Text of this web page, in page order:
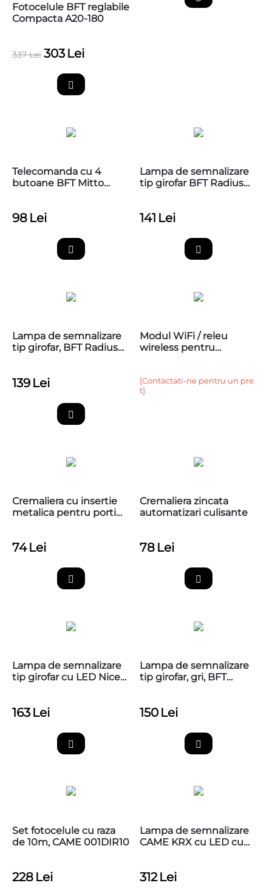
Fotocelule BFT reglabile
Compacta A20-180
337 Lei 303 Lei
Telecomanda cu 4
butoane BFT Mitto
98 Lei
Lampa de semnalizare
tip girofar BFT Radius
si bariere
141 Lei
Lampa de semnalizare
tip girofar, BFT Radius
139 Lei
Modul WiFi / releu
wireless pentru
[Contactati-ne pentru un pre
t]
Cremaliera cu insertie
metalica pentru porti
74 Lei
Cremaliera zincata
automatizari culisante
78 Lei
Lampa de semnalizare
tip girofar cu LED Nice
163 Lei
Lampa de semnalizare
tip girofar, gri, BFT
150 Lei
Set fotocelule cu raza
de 10m, CAME 001DIR10
228 Lei
Lampa de semnalizare
CAME KRX cu LED cu
312 Lei